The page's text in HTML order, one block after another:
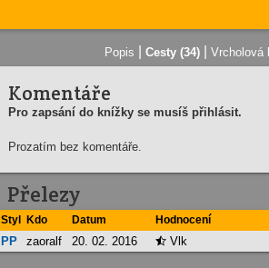
Popis Cesty (34) Vrcholová
Komentáře
Pro zapsání do knížky se musíš přihlásit.
Prozatím bez komentáře.
Přelezy
Styl Kdo Datum Hodnocení
PP zaoralf 20. 02. 2016  Vlk